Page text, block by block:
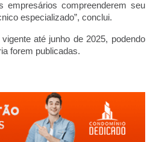
compreenderem seu
especializado”, conclui.
até junho de 2025, podendo
forem publicadas.